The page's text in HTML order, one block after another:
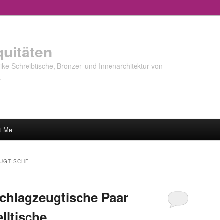
Schreibtische, Bronzen und Innenarchitektur von
Me
Paar